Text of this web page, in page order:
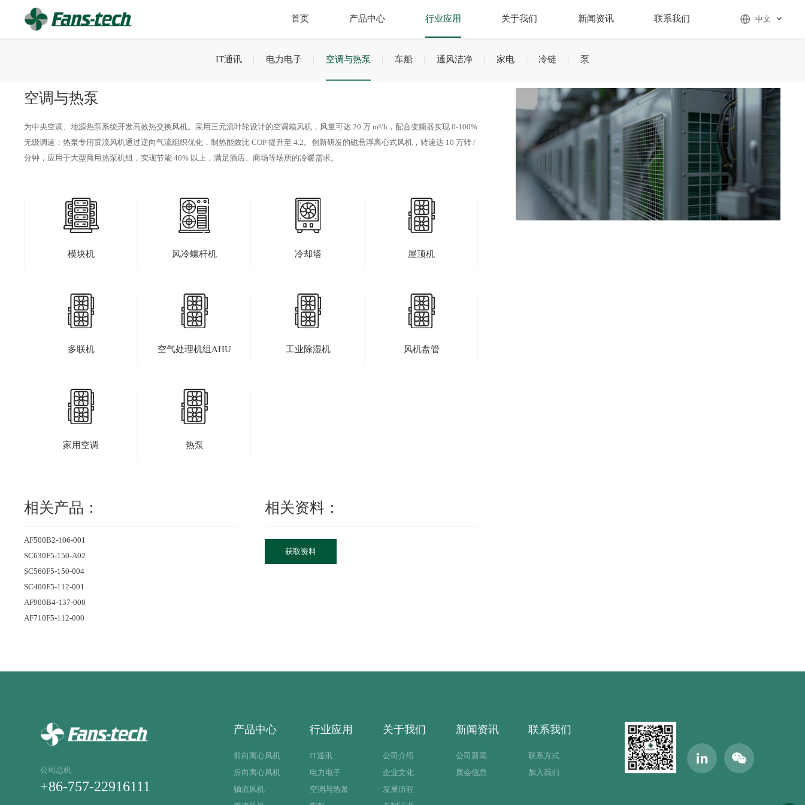
首页 产品中心 行业应用 关于我们 新闻资讯 联系我们 中文
IT通讯 电力电子 空调与热泵 车船 通风洁净 家电 冷链 泵
空调与热泵
为中央空调、地源热泵系统开发高效热交换风机。采用三元流叶轮设计的空调箱风机，风量可达 20 万 m³/h，配合变频器实现 0-100%
无级调速；热泵专用贯流风机通过逆向气流组织优化，制热能效比 COP 提升至 4.2。创新研发的磁悬浮离心式风机，转速达 10 万转 /
分钟，应用于大型商用热泵机组，实现节能 40% 以上，满足酒店、商场等场所的冷暖需求。
模块机 风冷螺杆机 冷却塔 屋顶机
多联机 空气处理机组AHU 工业除湿机 风机盘管
家用空调 热泵
相关产品：
AF500B2-106-001
SC630F5-150-A02
SC560F5-150-004
SC400F5-112-001
AF900B4-137-000
AF710F5-112-000
相关资料：
获取资料
公司总机
+86-757-22916111
产品中心
前向离心风机
后向离心风机
轴流风机
行业应用
IT通讯
电力电子
空调与热泵
关于我们
公司介绍
企业文化
发展历程
新闻资讯
公司新闻
展会信息
联系我们
联系方式
加入我们